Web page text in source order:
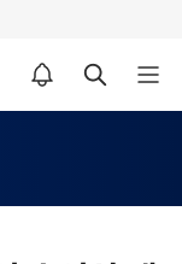
알림설정 바로가기 검색 바로가기 메뉴 열기